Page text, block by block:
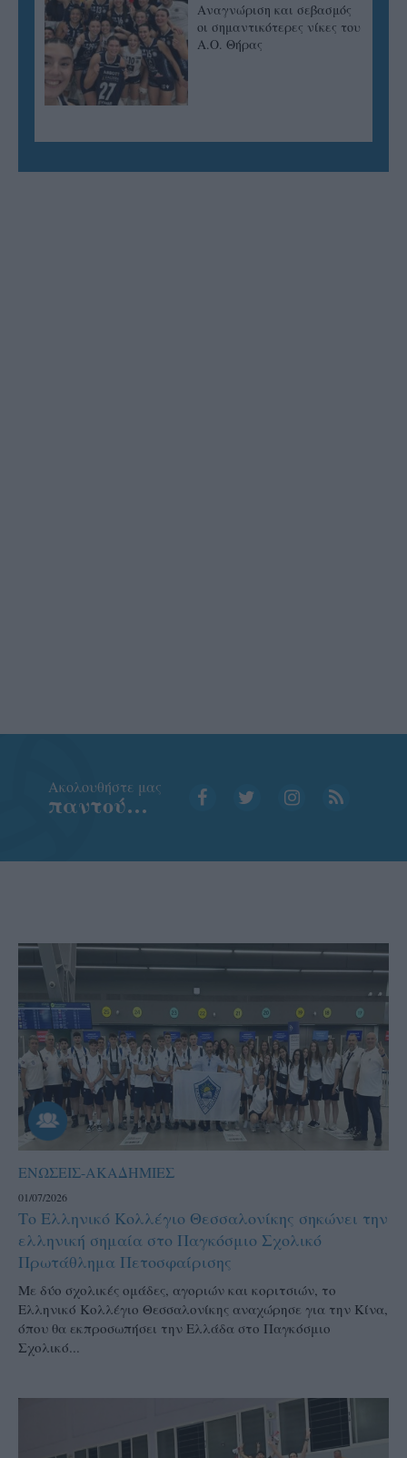
Αναγνώριση και σεβασμός
οι σημαντικότερες νίκες του
Α.Ο. Θήρας
Aκολουθήστε μας
παντού…
ΕΝΩΣΕΙΣ-ΑΚΑΔΗΜΙΕΣ
01/07/2026
Το Ελληνικό Κολλέγιο Θεσσαλονίκης σηκώνει την
ελληνική σημαία στο Παγκόσμιο Σχολικό
Πρωτάθλημα Πετοσφαίρισης
Με δύο σχολικές ομάδες, αγοριών και κοριτσιών, το
Ελληνικό Κολλέγιο Θεσσαλονίκης αναχώρησε για την Κίνα,
όπου θα εκπροσωπήσει την Ελλάδα στο Παγκόσμιο
Σχολικό...